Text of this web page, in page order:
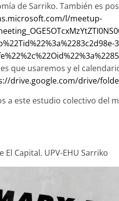
de Sarriko. También es
l/meetup-
que usaremos y el
drive.google.com/drive/
a este estudio colectivo del
El Capital. UPV-EHU Sarriko